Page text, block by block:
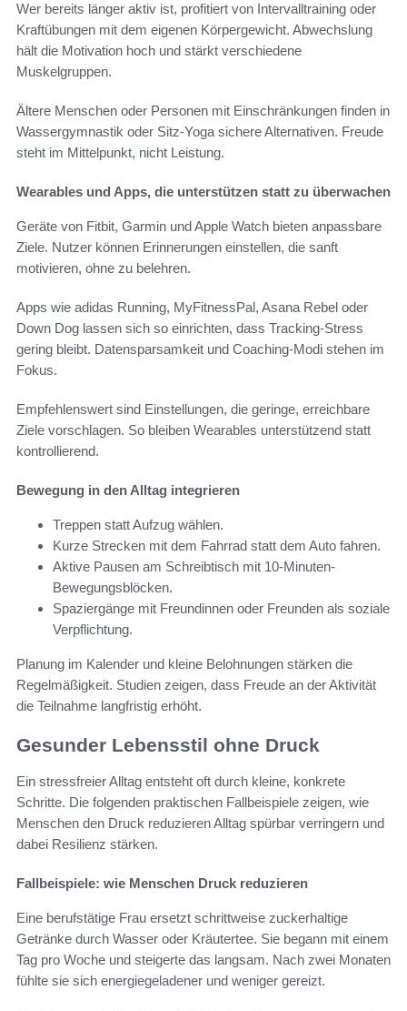
Wer bereits länger aktiv ist, profitiert von Intervalltraining oder
Kraftübungen mit dem eigenen Körpergewicht. Abwechslung
hält die Motivation hoch und stärkt verschiedene
Muskelgruppen.
Ältere Menschen oder Personen mit Einschränkungen finden in
Wassergymnastik oder Sitz-Yoga sichere Alternativen. Freude
steht im Mittelpunkt, nicht Leistung.
Wearables und Apps, die unterstützen statt zu überwachen
Geräte von Fitbit, Garmin und Apple Watch bieten anpassbare
Ziele. Nutzer können Erinnerungen einstellen, die sanft
motivieren, ohne zu belehren.
Apps wie adidas Running, MyFitnessPal, Asana Rebel oder
Down Dog lassen sich so einrichten, dass Tracking-Stress
gering bleibt. Datensparsamkeit und Coaching-Modi stehen im
Fokus.
Empfehlenswert sind Einstellungen, die geringe, erreichbare
Ziele vorschlagen. So bleiben Wearables unterstützend statt
kontrollierend.
Bewegung in den Alltag integrieren
Treppen statt Aufzug wählen.
Kurze Strecken mit dem Fahrrad statt dem Auto fahren.
Aktive Pausen am Schreibtisch mit 10-Minuten-
Bewegungsblöcken.
Spaziergänge mit Freundinnen oder Freunden als soziale
Verpflichtung.
Planung im Kalender und kleine Belohnungen stärken die
Regelmäßigkeit. Studien zeigen, dass Freude an der Aktivität
die Teilnahme langfristig erhöht.
Gesunder Lebensstil ohne Druck
Ein stressfreier Alltag entsteht oft durch kleine, konkrete
Schritte. Die folgenden praktischen Fallbeispiele zeigen, wie
Menschen den Druck reduzieren Alltag spürbar verringern und
dabei Resilienz stärken.
Fallbeispiele: wie Menschen Druck reduzieren
Eine berufstätige Frau ersetzt schrittweise zuckerhaltige
Getränke durch Wasser oder Kräutertee. Sie begann mit einem
Tag pro Woche und steigerte das langsam. Nach zwei Monaten
fühlte sie sich energiegeladener und weniger gereizt.